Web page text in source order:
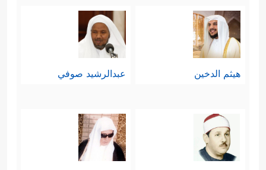
هيثم الدخين عبدالرشيد صوفي